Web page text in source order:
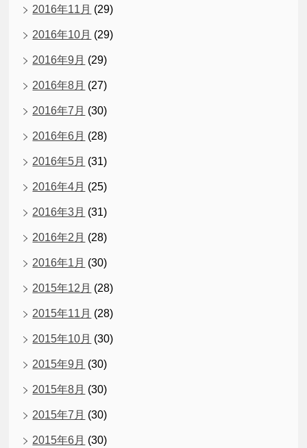
2016年11月 (29)
2016年10月 (29)
2016年9月 (29)
2016年8月 (27)
2016年7月 (30)
2016年6月 (28)
2016年5月 (31)
2016年4月 (25)
2016年3月 (31)
2016年2月 (28)
2016年1月 (30)
2015年12月 (28)
2015年11月 (28)
2015年10月 (30)
2015年9月 (30)
2015年8月 (30)
2015年7月 (30)
2015年6月 (30)